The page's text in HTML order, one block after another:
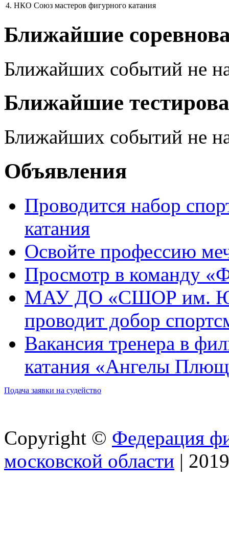
4. НКО Союз мастеров фигурного катания
Ближайшие
Ближайших событий не
Ближайшие
Ближайших событий не
Объявления
Проводится набор
катания
Освойте профессию
Просмотр в команду
МАУ ДО «СШОР им.
проводит добор
Вакансия тренера в
катания «Ангелы
Подача заявки на судейство
Copyright © Федерация
московской области |